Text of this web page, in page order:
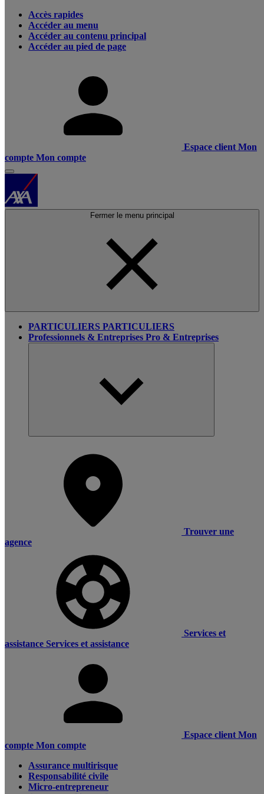
Accès rapides
Accéder au menu
Accéder au contenu principal
Accéder au pied de page
Espace client Mon
compte Mon compte
Fermer le menu principal
PARTICULIERS PARTICULIERS
Professionnels & Entreprises Pro & Entreprises
Trouver une
agence
Services et
assistance Services et assistance
Espace client Mon
compte Mon compte
Assurance multirisque
Responsabilité civile
Micro-entrepreneur